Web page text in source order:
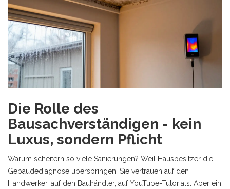
Die Rolle des
Bausachverständigen - kein
Luxus, sondern Pflicht
Warum scheitern so viele Sanierungen? Weil Hausbesitzer die
Gebäudediagnose überspringen. Sie vertrauen auf den
Handwerker, auf den Bauhändler, auf YouTube-Tutorials. Aber ein